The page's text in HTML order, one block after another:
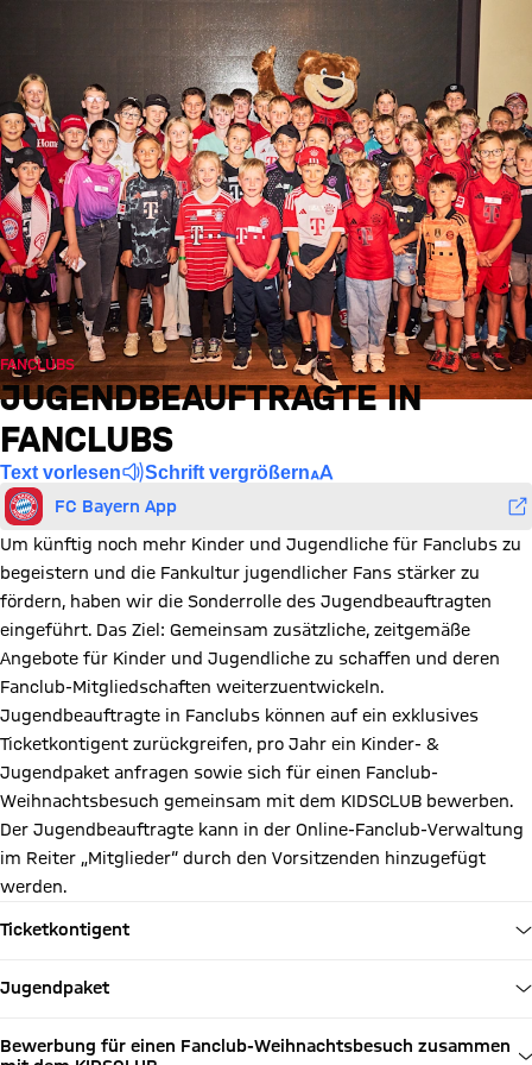
FANCLUBS
JUGENDBEAUFTRAGTE IN
FANCLUBS
Text vorlesen Schrift vergrößern
FC Bayern App
Um künftig noch mehr Kinder und Jugendliche für Fanclubs zu
begeistern und die Fankultur jugendlicher Fans stärker zu
fördern, haben wir die Sonderrolle des Jugendbeauftragten
eingeführt. Das Ziel: Gemeinsam zusätzliche, zeitgemäße
Angebote für Kinder und Jugendliche zu schaffen und deren
Fanclub-Mitgliedschaften weiterzuentwickeln.
Jugendbeauftragte in Fanclubs können auf ein exklusives
Ticketkontigent zurückgreifen, pro Jahr ein Kinder- &
Jugendpaket anfragen sowie sich für einen Fanclub-
Weihnachtsbesuch gemeinsam mit dem KIDSCLUB bewerben.
Der Jugendbeauftragte kann in der Online-Fanclub-Verwaltung
im Reiter „Mitglieder“ durch den Vorsitzenden hinzugefügt
werden.
Ticketkontigent
Jugendpaket
Bewerbung für einen Fanclub-Weihnachtsbesuch zusammen